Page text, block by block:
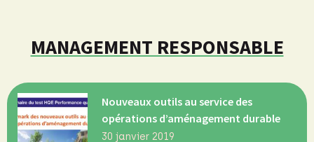
MANAGEMENT RESPONSABLE
Nouveaux outils au service des
opérations d’aménagement durable
30 janvier 2019